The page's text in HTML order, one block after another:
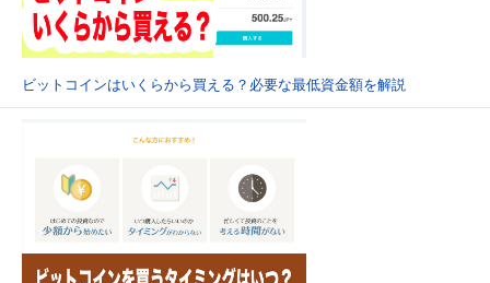
ビットコインはいくらから買える？必要な最低資金額を解説